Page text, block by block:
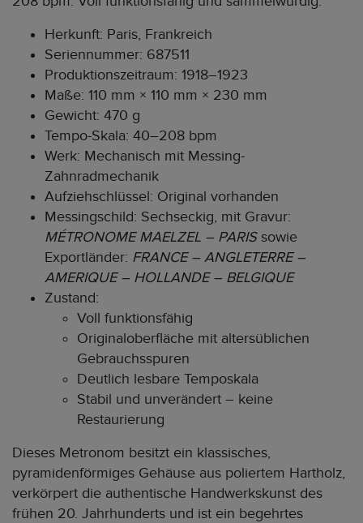
Herkunft: Paris, Frankreich
Seriennummer: 687511
Produktionszeitraum: 1918–1923
Maße: 110 mm × 110 mm × 230 mm
Gewicht: 470 g
Tempo-Skala: 40–208 bpm
Werk: Mechanisch mit Messing-
Zahnradmechanik
Aufziehschlüssel: Original vorhanden
Messingschild: Sechseckig, mit Gravur:
MÉTRONOME MAELZEL – PARISsowie
Exportländer: FRANCE – ANGLETERRE –
AMERIQUE – HOLLANDE – BELGIQUE
Zustand:
Voll funktionsfähig
Originaloberfläche mit altersüblichen
Gebrauchsspuren
Deutlich lesbare Temposkala
Stabil und unverändert – keine
Restaurierung
Dieses Metronom besitzt ein klassisches,
pyramidenförmiges Gehäuse aus poliertem Hartholz,
verkörpert die authentische Handwerkskunst des
frühen 20. Jahrhunderts und ist ein begehrtes